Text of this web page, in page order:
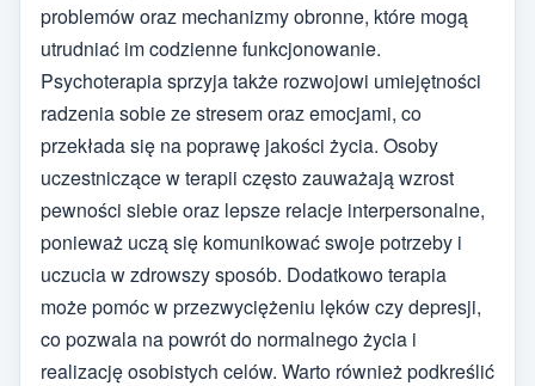
problemów oraz mechanizmy obronne, które mogą
utrudniać im codzienne funkcjonowanie.
Psychoterapia sprzyja także rozwojowi umiejętności
radzenia sobie ze stresem oraz emocjami, co
przekłada się na poprawę jakości życia. Osoby
uczestniczące w terapii często zauważają wzrost
pewności siebie oraz lepsze relacje interpersonalne,
ponieważ uczą się komunikować swoje potrzeby i
uczucia w zdrowszy sposób. Dodatkowo terapia
może pomóc w przezwyciężeniu lęków czy depresji,
co pozwala na powrót do normalnego życia i
realizację osobistych celów. Warto również podkreślić